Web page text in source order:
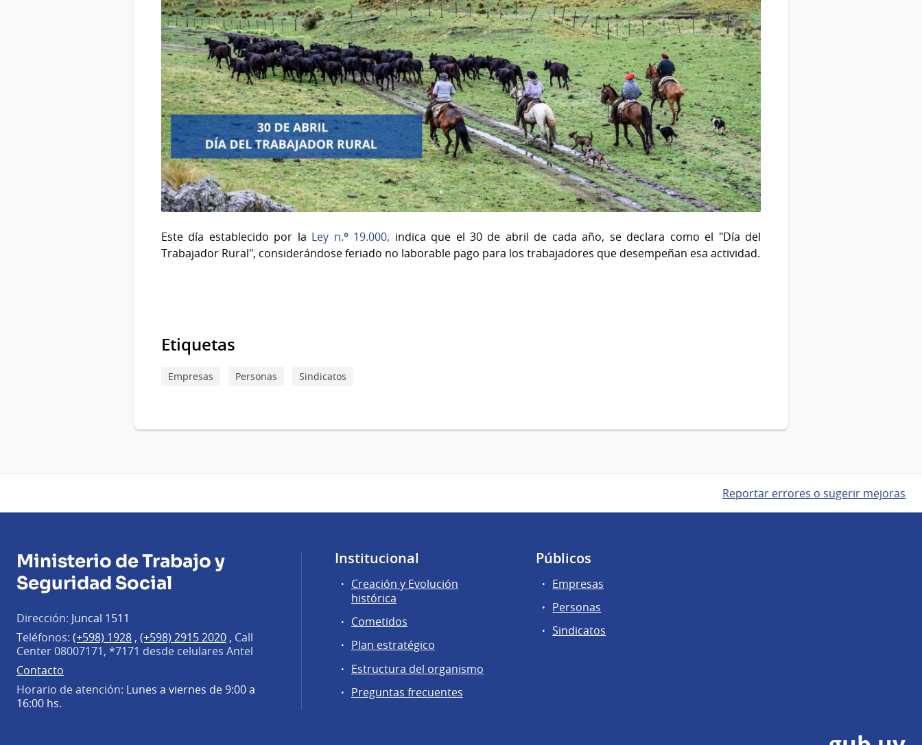
Este día establecido por la Ley n.º 19.000, indica que el 30 de abril de cada año, se declara como el "Día del
Trabajador Rural", considerándose feriado no laborable pago para los trabajadores que desempeñan esa actividad.
Etiquetas
Empresas Personas Sindicatos
Reportar errores o sugerir mejoras
Ministerio de Trabajo y
Seguridad Social
Dirección: Juncal 1511
Teléfonos: (+598) 1928 , (+598) 2915 2020 , Call
Center 08007171, *7171 desde celulares Antel
Contacto
Horario de atención: Lunes a viernes de 9:00 a
16:00 hs.
Institucional
Creación y Evolución
histórica
Cometidos
Plan estratégico
Estructura del organismo
Preguntas frecuentes
Públicos
Empresas
Personas
Sindicatos